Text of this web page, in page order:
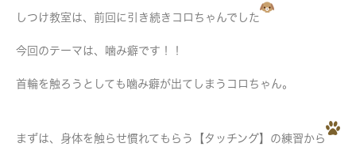
しつけ教室は、前回に引き続きコロちゃんでした
今回のテーマは、噛み癖です！！
首輪を触ろうとしても噛み癖が出てしまうコロちゃん。
まずは、身体を触らせ慣れてもらう【タッチング】の練習から